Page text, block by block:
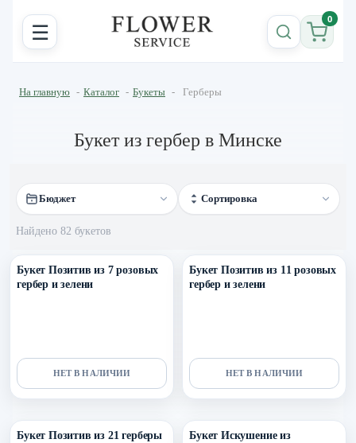
☰ 0
На главную - Каталог - Букеты - Герберы
Букет из гербер в Минске
Бюджет Сортировка
Найдено 82 букетов
Уточнить поступление в ТГ
Букет Позитив из 7 розовых
гербер и зелени
НЕТ В НАЛИЧИИ
Букет Позитив из 11 розовых
гербер и зелени
НЕТ В НАЛИЧИИ
Букет Позитив из 21 герберы
Букет Искушение из